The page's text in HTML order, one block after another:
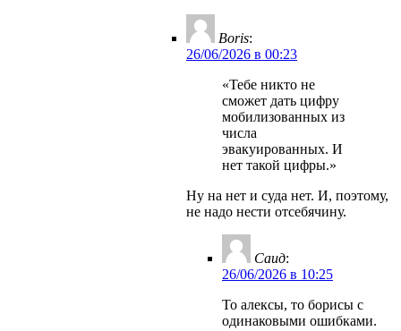
Boris:
26/06/2026 в 00:23
«Тебе никто не
сможет дать цифру
мобилизованных из
числа
эвакуированных. И
нет такой цифры.»
Ну на нет и суда нет. И, поэтому,
не надо нести отсебячину.
Саид:
26/06/2026 в 10:25
То алексы, то борисы с
одинаковыми ошибками.